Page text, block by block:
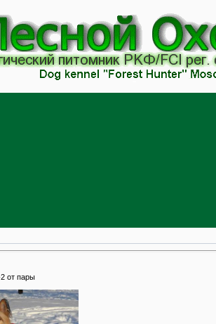
от пары